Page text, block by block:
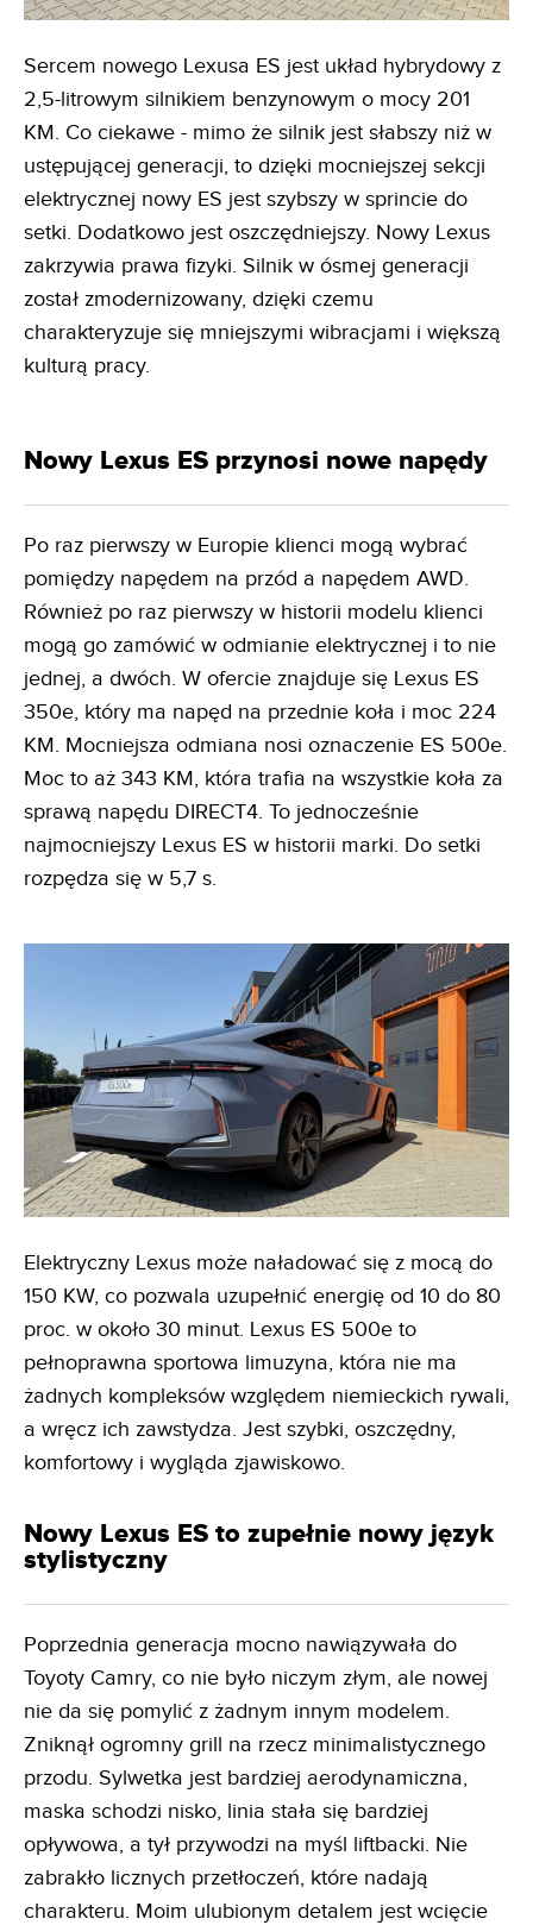
Sercem nowego Lexusa ES jest układ hybrydowy z
2,5-litrowym silnikiem benzynowym o mocy 201
KM. Co ciekawe - mimo że silnik jest słabszy niż w
ustępującej generacji, to dzięki mocniejszej sekcji
elektrycznej nowy ES jest szybszy w sprincie do
setki. Dodatkowo jest oszczędniejszy. Nowy Lexus
zakrzywia prawa fizyki. Silnik w ósmej generacji
został zmodernizowany, dzięki czemu
charakteryzuje się mniejszymi wibracjami i większą
kulturą pracy.
Nowy Lexus ES przynosi nowe napędy
Po raz pierwszy w Europie klienci mogą wybrać
pomiędzy napędem na przód a napędem AWD.
Również po raz pierwszy w historii modelu klienci
mogą go zamówić w odmianie elektrycznej i to nie
jednej, a dwóch. W ofercie znajduje się Lexus ES
350e, który ma napęd na przednie koła i moc 224
KM. Mocniejsza odmiana nosi oznaczenie ES 500e.
Moc to aż 343 KM, która trafia na wszystkie koła za
sprawą napędu DIRECT4. To jednocześnie
najmocniejszy Lexus ES w historii marki. Do setki
rozpędza się w 5,7 s.
Elektryczny Lexus może naładować się z mocą do
150 KW, co pozwala uzupełnić energię od 10 do 80
proc. w około 30 minut. Lexus ES 500e to
pełnoprawna sportowa limuzyna, która nie ma
żadnych kompleksów względem niemieckich rywali,
a wręcz ich zawstydza. Jest szybki, oszczędny,
komfortowy i wygląda zjawiskowo.
Nowy Lexus ES to zupełnie nowy język
stylistyczny
Poprzednia generacja mocno nawiązywała do
Toyoty Camry, co nie było niczym złym, ale nowej
nie da się pomylić z żadnym innym modelem.
Zniknął ogromny grill na rzecz minimalistycznego
przodu. Sylwetka jest bardziej aerodynamiczna,
maska schodzi nisko, linia stała się bardziej
opływowa, a tył przywodzi na myśl liftbacki. Nie
zabrakło licznych przetłoczeń, które nadają
charakteru. Moim ulubionym detalem jest wcięcie